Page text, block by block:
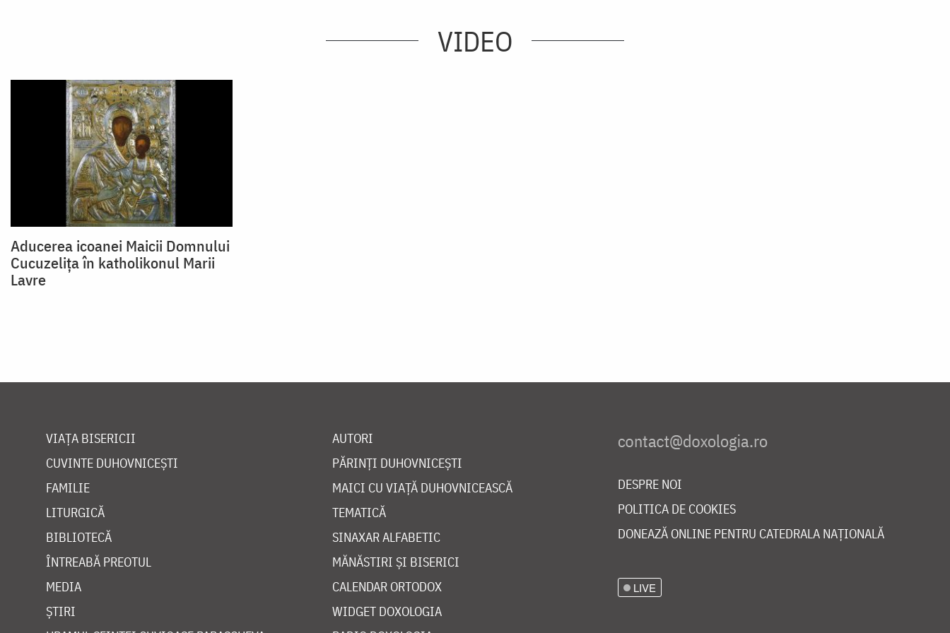
VIDEO
Aducerea icoanei Maicii Domnului
Cucuzeliţa în katholikonul Marii
Lavre
VIAȚA BISERICII
CUVINTE DUHOVNICEȘTI
FAMILIE
LITURGICĂ
BIBLIOTECĂ
ÎNTREABĂ PREOTUL
MEDIA
ȘTIRI
AUTORI
PĂRINȚI DUHOVNICEȘTI
MAICI CU VIAȚĂ DUHOVNICEASCĂ
TEMATICĂ
SINAXAR ALFABETIC
MĂNĂSTIRI ȘI BISERICI
CALENDAR ORTODOX
WIDGET DOXOLOGIA
DESPRE NOI
POLITICA DE COOKIES
DONEAZĂ ONLINE PENTRU CATEDRALA NAȚIONALĂ
LIVE